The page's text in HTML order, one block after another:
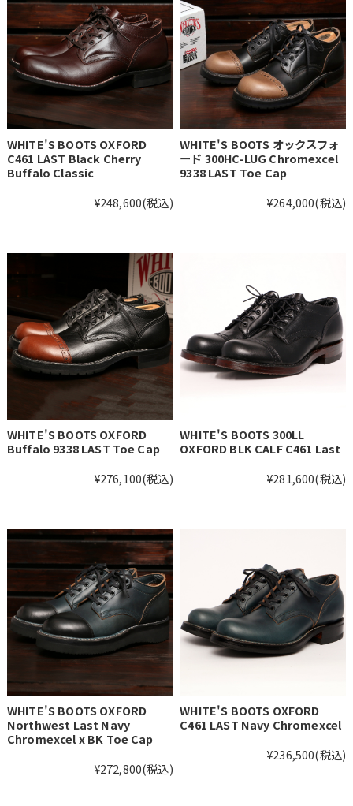
WHITE'S BOOTS OXFORD
C461 LAST Black Cherry
Buffalo Classic
¥248,600(税込)
WHITE'S BOOTS オックスフォ
ード 300HC-LUG Chromexcel
9338 LAST Toe Cap
¥264,000(税込)
WHITE'S BOOTS OXFORD
Buffalo 9338 LAST Toe Cap
¥276,100(税込)
WHITE'S BOOTS 300LL
OXFORD BLK CALF C461 Last
¥281,600(税込)
WHITE'S BOOTS OXFORD
Northwest Last Navy
Chromexcel x BK Toe Cap
¥272,800(税込)
WHITE'S BOOTS OXFORD
C461 LAST Navy Chromexcel
¥236,500(税込)